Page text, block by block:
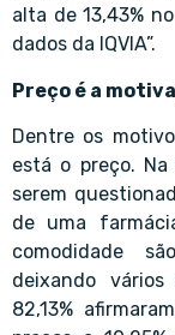
alta de 13,43%
dados da IQVIA”.
Preço é a
Dentre os
está o preço. Na
serem
de uma
comodidade
deixando
82,13%